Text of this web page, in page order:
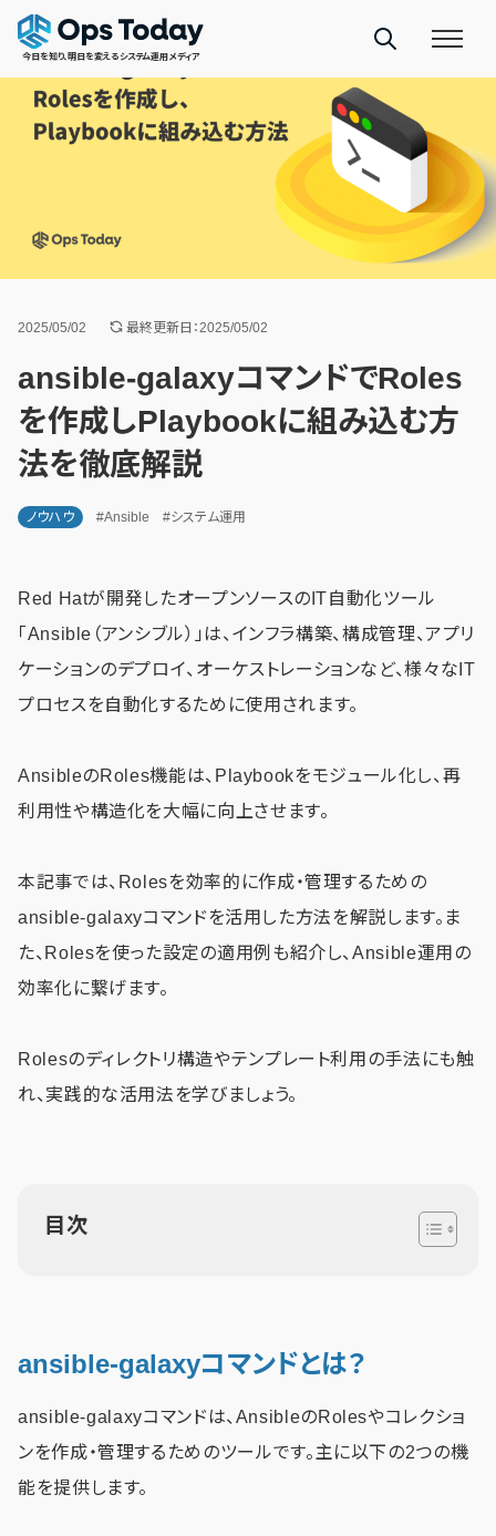
今日を知り、明日を変えるシステム運用メディア
2025/05/02 最終更新日：2025/05/02
ansible-galaxyコマンドでRoles
を作成しPlaybookに組み込む方
法を徹底解説
ノウハウ #Ansible #システム運用
Red Hatが開発したオープンソースのIT自動化ツール
「Ansible（アンシブル）」は、インフラ構築、構成管理、アプリ
ケーションのデプロイ、オーケストレーションなど、様々なIT
プロセスを自動化するために使用されます。
AnsibleのRoles機能は、Playbookをモジュール化し、再
利用性や構造化を大幅に向上させます。
本記事では、Rolesを効率的に作成・管理するための
ansible-galaxyコマンドを活用した方法を解説します。ま
た、Rolesを使った設定の適用例も紹介し、Ansible運用の
効率化に繋げます。
Rolesのディレクトリ構造やテンプレート利用の手法にも触
れ、実践的な活用法を学びましょう。
目次
ansible-galaxyコマンドとは？
ansible-galaxyコマンドは、AnsibleのRolesやコレクショ
ンを作成・管理するためのツールです。主に以下の2つの機
能を提供します。